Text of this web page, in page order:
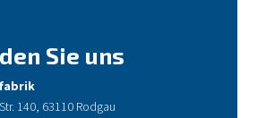
Sie uns
140, 63110 Rodgau